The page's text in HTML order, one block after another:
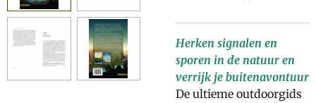
Herken signalen en
sporen in de natuur en
verrijk je buitenavontuur
De ultieme outdoorgids